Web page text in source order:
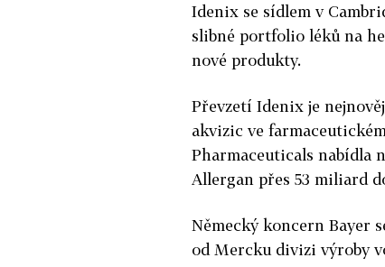
Idenix se sídlem v
slibné portfolio léků na
nové produkty.
Převzetí Idenix je
akvizic ve
Pharmaceuticals nabídla
Allergan přes 53 miliard
Německý koncern Bayer
od Mercku divizi výroby